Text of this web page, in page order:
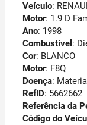
Veículo:
Motor: 1.9 D
Ano: 1998
Combustível :
Cor: BLANCO
Motor: F8Q
Doença:
RefID: 5662662
Referência da
Código do